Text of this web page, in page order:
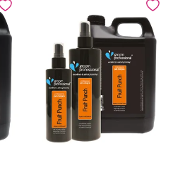
do ulubionych Dodaj